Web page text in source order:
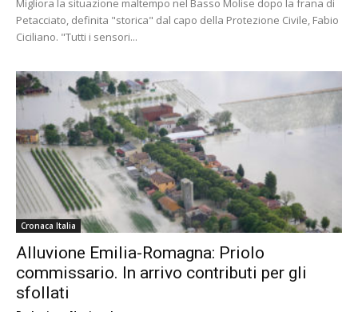
Migliora la situazione maltempo nel Basso Molise dopo la frana di
Petacciato, definita "storica" dal capo della Protezione Civile, Fabio
Ciciliano. "Tutti i sensori...
Cronaca Italia
Alluvione Emilia-Romagna: Priolo
commissario. In arrivo contributi per gli
sfollati